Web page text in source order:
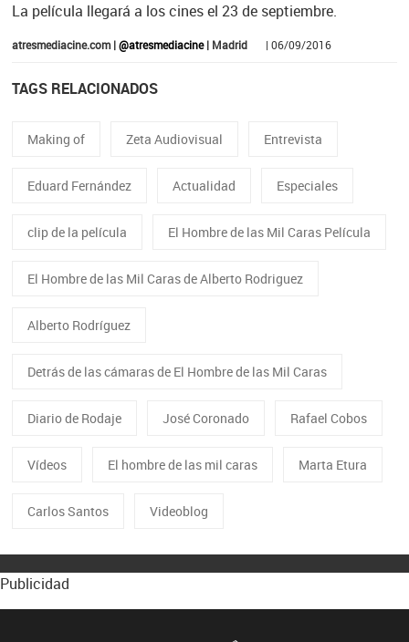
La película llegará a los cines el 23 de septiembre.
atresmediacine.com |@atresmediacine| Madrid | 06/09/2016
TAGS RELACIONADOS
Making of Zeta Audiovisual Entrevista
Eduard Fernández Actualidad Especiales
clip de la película El Hombre de las Mil Caras Película
El Hombre de las Mil Caras de Alberto Rodriguez
Alberto Rodríguez
Detrás de las cámaras de El Hombre de las Mil Caras
Diario de Rodaje José Coronado Rafael Cobos
Vídeos El hombre de las mil caras Marta Etura
Carlos Santos Videoblog
Publicidad